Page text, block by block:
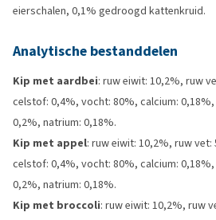
eierschalen, 0,1% gedroogd kattenkruid.
Analytische bestanddelen
Kip met aardbei: ruw eiwit: 10,2%, ruw
celstof: 0,4%, vocht: 80%, calcium:
0,2%, natrium: 0,18%.
Kip met appel: ruw eiwit: 10,2%, ruw
celstof: 0,4%, vocht: 80%, calcium:
0,2%, natrium: 0,18%.
Kip met broccoli: ruw eiwit: 10,2%, ruw